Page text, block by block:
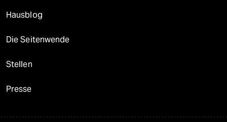
Hausblog
Die Seitenwende
Stellen
Presse